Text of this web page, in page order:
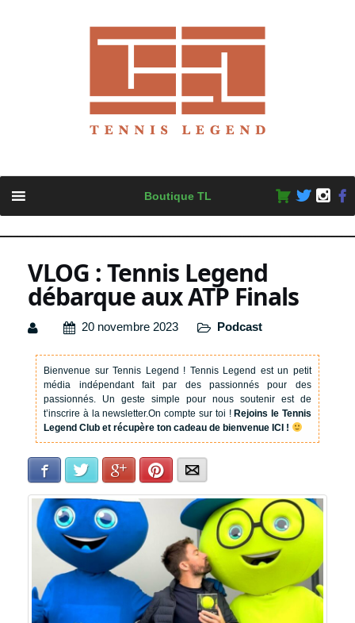
content
Boutique TL
VLOG : Tennis Legend
débarque aux ATP Finals
20 novembre 2023 Podcast
Bienvenue sur Tennis Legend ! Tennis Legend est un petit
média indépendant fait par des passionnés pour des
passionnés. Un geste simple pour nous soutenir est de
t’inscrire à la newsletter.On compte sur toi !Rejoins le Tennis
Legend Club et récupère ton cadeau de bienvenue ICI !
Facebook Twitter Google+Pinterest